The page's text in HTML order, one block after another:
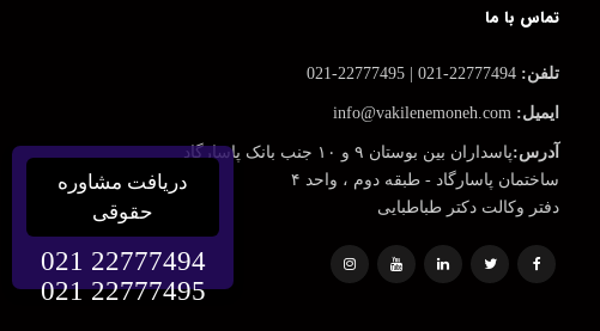
تماس با ما
تلفن:
ایمیل:
آدرس:پاسداران بین بوستان ۹ و ۱۰ جنب بانک پاسارگاد
ساختمان پاسارگاد - طبقه دوم ، واحد ۴
دفتر وکالت دکتر طباطبایی
دریافت مشاوره
حقوقی
021 22777494
021 22777495